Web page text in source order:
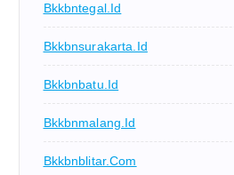
Bkkbntegal.id
Bkkbnsurakarta.id
Bkkbnbatu.id
Bkkbnmalang.id
Bkkbnblitar.com